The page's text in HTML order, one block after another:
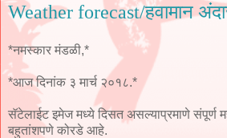
Weather forecast/हवामान
*नमस्कार मंडळी,*
*आज दिनांक ३ मार्च २०१८.*
सॅटेलाईट इमेज मध्ये दिसत असल्याप्रमाणे संपूर्ण
बहुतांशपणे कोरडे आहे.